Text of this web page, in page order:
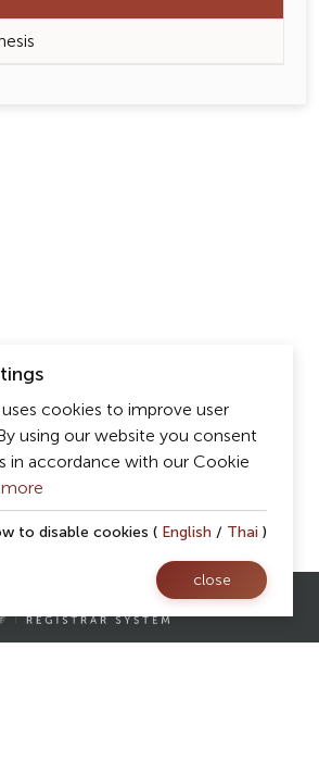
cookies to improve user
using our website you consent
in accordance with our Cookie
to disable cookies ( English / Thai)
close